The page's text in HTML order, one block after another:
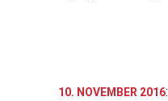
10. NOVEMBER 2016: